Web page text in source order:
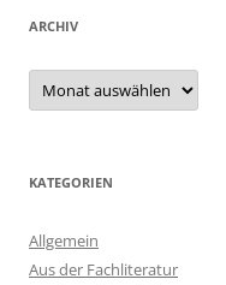
ARCHIV
Archiv
KATEGORIEN
Allgemein
Aus der Fachliteratur